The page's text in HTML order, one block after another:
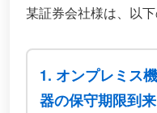
某証券会社様は、以
1. オンプレミス機
器の保守期限到来